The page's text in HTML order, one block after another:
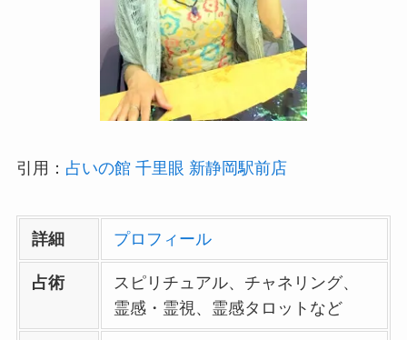
引用： 占いの館 千里眼 新静岡駅前店
詳細 プロフィール
占術
スピリチュアル、チャネリング、
霊感・霊視、霊感タロットなど